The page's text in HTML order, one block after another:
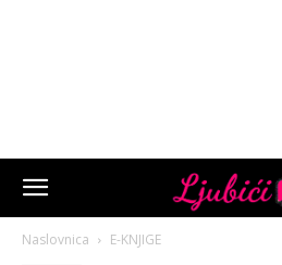
Naslovnica E-KNJIGE